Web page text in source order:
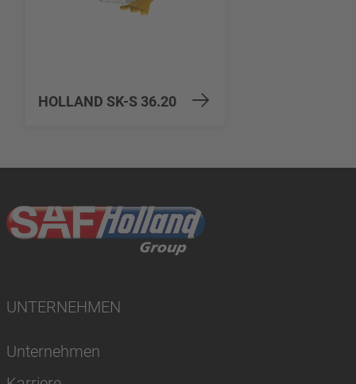
HOLLAND SK-S 36.20
UNTERNEHMEN
Unternehmen